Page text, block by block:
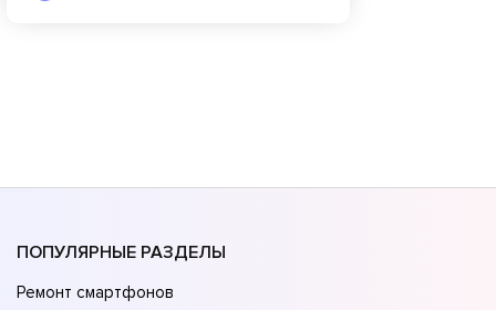
ПОПУЛЯРНЫЕ РАЗДЕЛЫ
Ремонт смартфонов